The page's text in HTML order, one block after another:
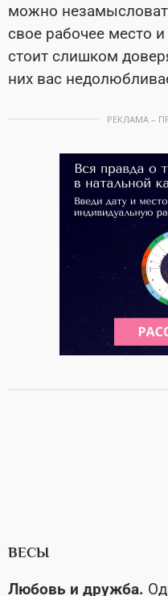
можно
свое рабочее место
стоит слишком
них вас
РЕКЛАМА –
ВЕСЫ
Любовь и дружба.